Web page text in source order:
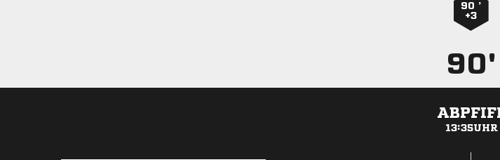
90 ’
+3
90'
13:35UHR